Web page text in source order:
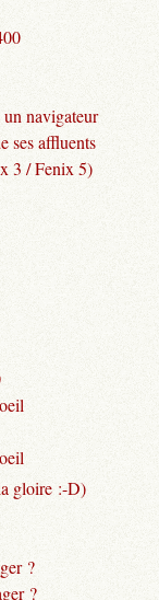
navigateur
ses affluents
3 / Fenix 5)
gloire :-D)
?
?